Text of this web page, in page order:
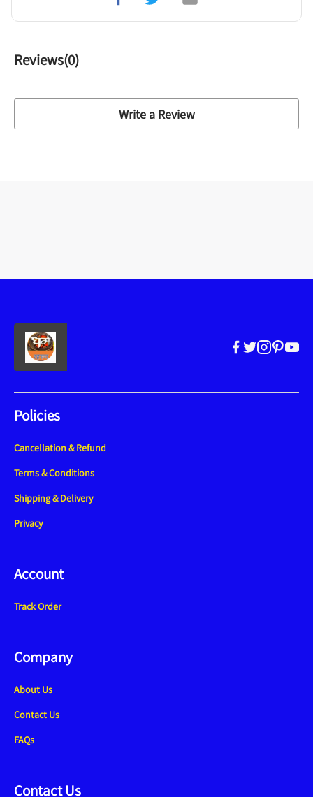
Reviews(0)
Write a Review
Policies
Cancellation & Refund
Terms & Conditions
Shipping & Delivery
Privacy
Account
Track Order
Company
About Us
Contact Us
FAQs
Contact Us